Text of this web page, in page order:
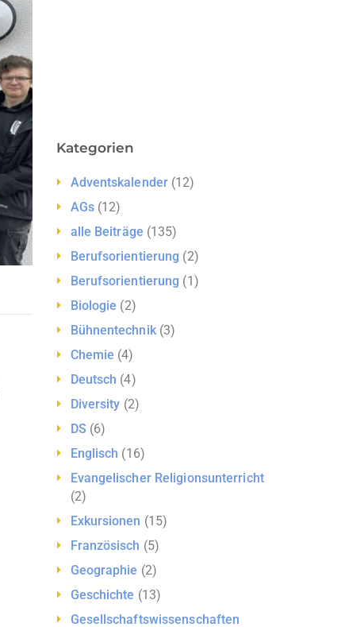
Kategorien
Adventskalender (12)
AGs(12)
alle Beiträge (135)
Berufsorientierung (2)
Berufsorientierung (1)
Biologie (2)
Bühnentechnik(3)
Chemie (4)
Deutsch (4)
Diversity (2)
DS (6)
Englisch (16)
Evangelischer Religionsunterricht
(2)
Exkursionen (15)
Französisch (5)
Geographie (2)
Geschichte (13)
Gesellschaftswissenschaften